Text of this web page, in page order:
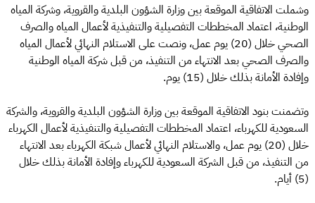
وشملت الاتفاقية الموقعة بين وزارة الشؤون البلدية والقروية، وشركة المياه
الوطنية، اعتماد المخططات التفصيلية والتنفيذية لأعمال المياه والصرف
الصحي خلال (20) يوم عمل، ونصت على الاستلام النهائي لأعمال المياه
والصرف الصحي بعد الانتهاء من التنفيذ، من قبل شركة المياه الوطنية
وإفادة الأمانة بذلك خلال (15) يوم.
وتضمنت بنود الاتفاقية الموقعة بين وزارة الشؤون البلدية والقروية، والشركة
السعودية للكهرباء، اعتماد المخططات التفصيلية والتنفيذية لأعمال الكهرباء
خلال (20) يوم عمل، والاستلام النهائي لأعمال شبكة الكهرباء بعد الانتهاء
من التنفيذ، من قبل الشركة السعودية للكهرباء وإفادة الأمانة بذلك خلال
(5) أيام.